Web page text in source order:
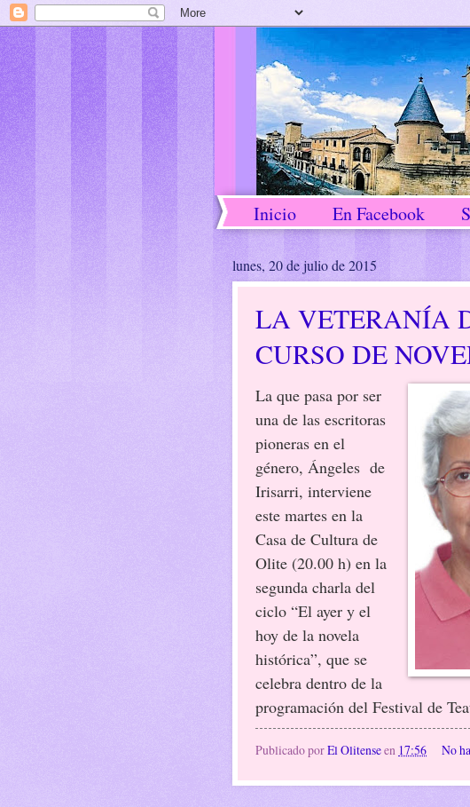
Inicio En Facebook
lunes, 20 de julio de 2015
LA VETERANÍA
CURSO DE
La que pasa por ser
una de las escritoras
pioneras en el
género, Ángeles de
Irisarri, interviene
este martes en la
Casa de Cultura de
Olite (20.00 h) en la
segunda charla del
ciclo “El ayer y el
hoy de la novela
histórica”, que se
celebra dentro de la
programación del Festival de
Publicado porEl Olitenseen 17:56 No